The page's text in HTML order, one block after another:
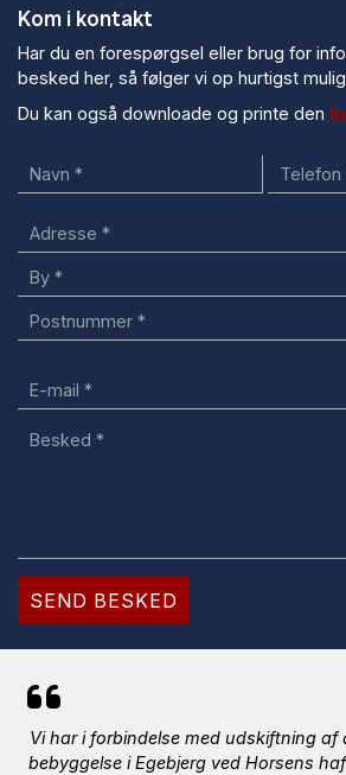
Kom i kontakt
Har du en forespørgsel eller brug for
besked her, så følger vi op hurtigst
Du kan også downloade og printe den
Adresse
Adresse
By
Postnummer
Vi har i forbindelse med udskiftning
bebyggelse i Egebjerg ved Horsens